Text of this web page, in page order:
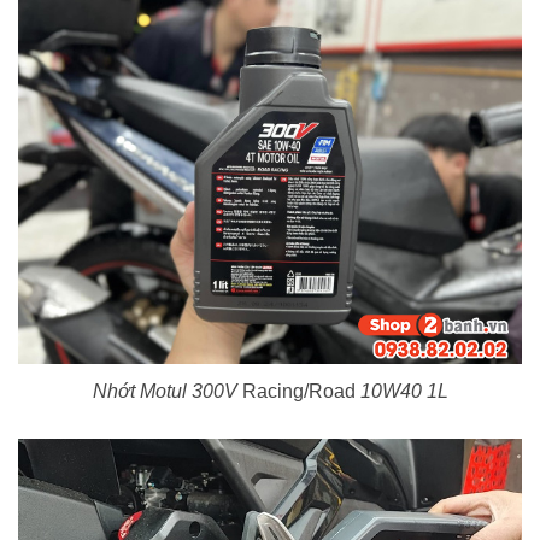
Nhớt Motul 300V Racing/Road 10W40 1L